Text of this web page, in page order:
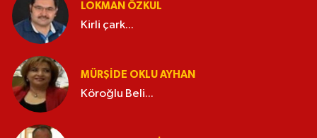
LOKMAN ÖZKUL
Kirli çark...
MÜRŞIDE OKLU AYHAN
Köroğlu Beli...